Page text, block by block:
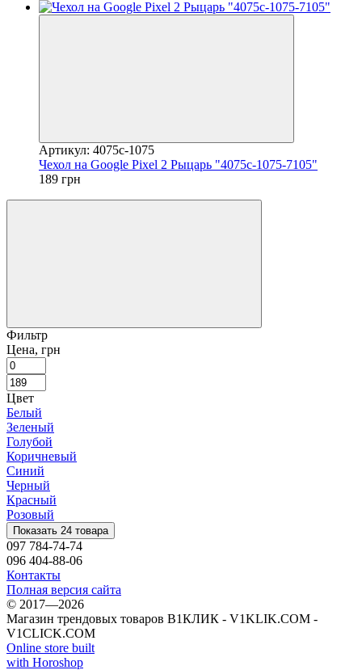
Артикул: 4075c-1075
Чехол на Google Pixel 2 Рыцарь "4075c-1075-7105"
189 грн
Фильтр
Цена, грн
Цвет
Белый
Зеленый
Голубой
Коричневый
Синий
Черный
Красный
Розовый
Показать 24 товара
097 784-74-74
096 404-88-06
Контакты
Полная версия сайта
© 2017—2026
Магазин трендовых товаров В1КЛИК - V1KLIK.COM -
V1CLICK.COM
Online store built
with Horoshop